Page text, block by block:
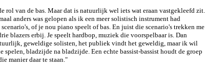
rol van de bas. Maar dat is natuurlijk wel iets wat eraan vastgekleefd zit.
anders was gelopen als ik een meer solistisch instrument had
of je nou piano speelt of bas. En juist die scenario's trekken me
blazers erbij. Je speelt hardbop, muziek die voorspelbaar is. Dan
geweldige solisten, het publiek vindt het geweldig, maar ik wil
spelen, bladzijde na bladzijde. Een echte bassist-bassist houdt de groep
manier daar te staan."